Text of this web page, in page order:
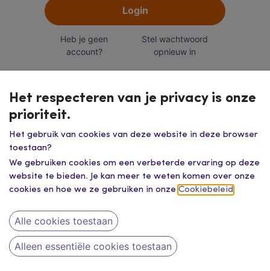
Login
Heb je geen
account?
Stel wachtwoord
opnieuw in
contacteer ons
Het respecteren van je privacy is onze
prioriteit.
Het gebruik van cookies van deze website in deze browser
toestaan?
We gebruiken cookies om een verbeterde ervaring op deze
website te bieden. Je kan meer te weten komen over onze
cookies en hoe we ze gebruiken in onze Cookiebeleid
Alle cookies toestaan
Alleen essentiële cookies toestaan